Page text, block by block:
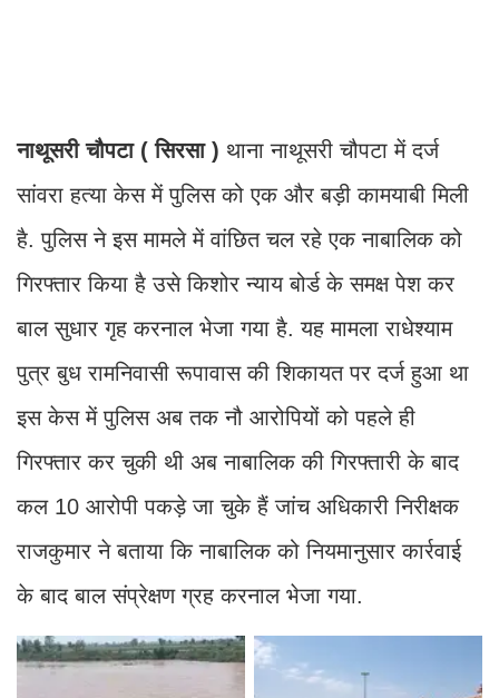
नाथूसरी चौपटा ( सिरसा ) थाना नाथूसरी चौपटा में दर्ज
सांवरा हत्या केस में पुलिस को एक और बड़ी कामयाबी मिली
है. पुलिस ने इस मामले में वांछित चल रहे एक नाबालिक को
गिरफ्तार किया है उसे किशोर न्याय बोर्ड के समक्ष पेश कर
बाल सुधार गृह करनाल भेजा गया है. यह मामला राधेश्याम
पुत्र बुध रामनिवासी रूपावास की शिकायत पर दर्ज हुआ था
इस केस में पुलिस अब तक नौ आरोपियों को पहले ही
गिरफ्तार कर चुकी थी अब नाबालिक की गिरफ्तारी के बाद
कल 10 आरोपी पकड़े जा चुके हैं जांच अधिकारी निरीक्षक
राजकुमार ने बताया कि नाबालिक को नियमानुसार कार्रवाई
के बाद बाल संप्रेक्षण ग्रह करनाल भेजा गया.